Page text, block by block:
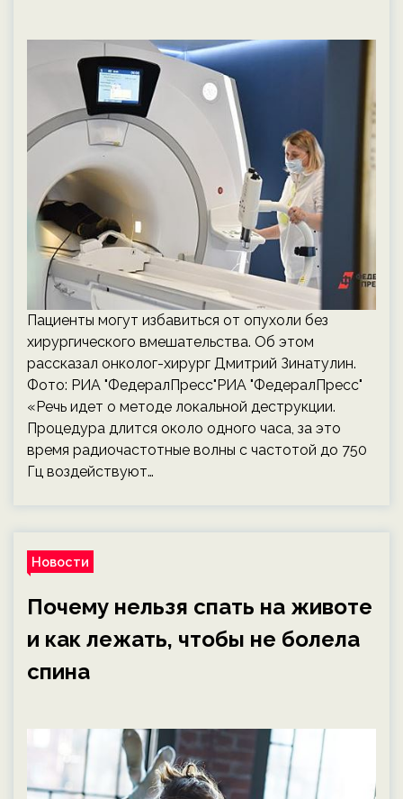
Пациенты могут избавиться от опухоли без
хирургического вмешательства. Об этом
рассказал онколог-хирург Дмитрий Зинатулин.
Фото: РИА "ФедералПресс"РИА "ФедералПресс"
«Речь идет о методе локальной деструкции.
Процедура длится около одного часа, за это
время радиочастотные волны с частотой до 750
Гц воздействуют…
Новости
Почему нельзя спать на животе
и как лежать, чтобы не болела
спина